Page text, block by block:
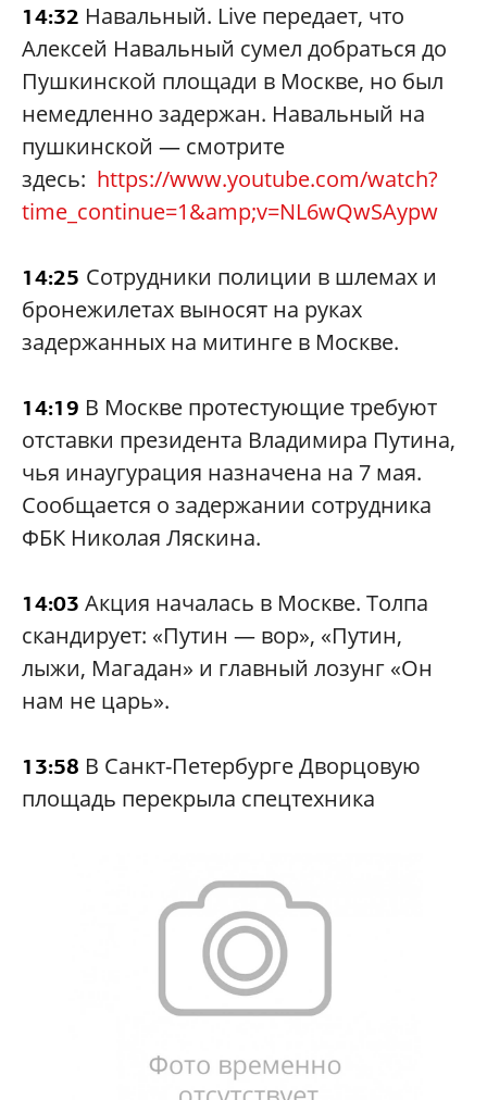
14:32 Навальный. Live передает, что
Алексей Навальный сумел добраться до
Пушкинской площади в Москве, но был
немедленно задержан. Навальный на
пушкинской — смотрите
здесь: https://www.youtube.com/watch?
time_continue=1&amp;v=NL6wQwSAypw
14:25 Сотрудники полиции в шлемах и
бронежилетах выносят на руках
задержанных на митинге в Москве.
14:19 В Москве протестующие требуют
отставки президента Владимира Путина,
чья инаугурация назначена на 7 мая.
Сообщается о задержании сотрудника
ФБК Николая Ляскина.
14:03 Акция началась в Москве. Толпа
скандирует: «Путин — вор», «Путин,
лыжи, Магадан» и главный лозунг «Он
нам не царь».
13:58 В Санкт-Петербурге Дворцовую
площадь перекрыла спецтехника